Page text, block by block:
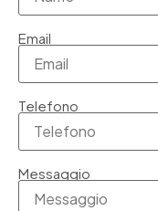
Email
Telefono
Messaggio